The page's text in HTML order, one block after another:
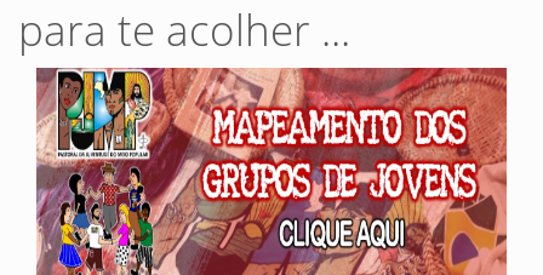
para te acolher ...